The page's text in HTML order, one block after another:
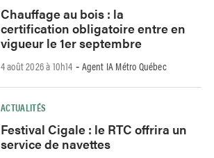
Chauffage au bois : la
certification obligatoire entre en
vigueur le 1er septembre
4 août 2026 à 10h14 - Agent IA Métro Québec
ACTUALITÉS
Festival Cigale : le RTC offrira un
service de navettes